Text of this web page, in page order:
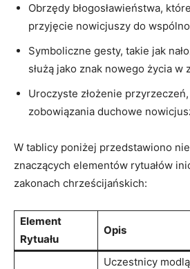
Obrzędy błogosławieństwa,
przyjęcie nowicjuszy do
Symboliczne gesty, takie jak
służą jako znak nowego życia w‍
Uroczyste złożenie
zobowiązania duchowe
W tablicy poniżej przedstawiono
znaczących elementów rytuałów
zakonach chrześcijańskich:
Element
Rytuału
Opis
Uczestnicy